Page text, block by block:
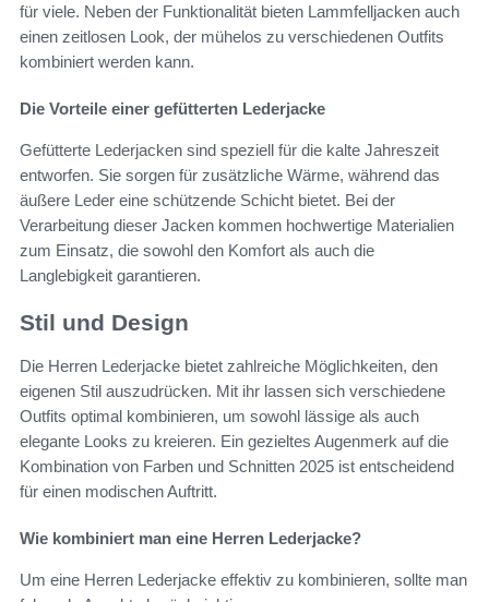
für viele. Neben der Funktionalität bieten Lammfelljacken auch
einen zeitlosen Look, der mühelos zu verschiedenen Outfits
kombiniert werden kann.
Die Vorteile einer gefütterten Lederjacke
Gefütterte Lederjacken sind speziell für die kalte Jahreszeit
entworfen. Sie sorgen für zusätzliche Wärme, während das
äußere Leder eine schützende Schicht bietet. Bei der
Verarbeitung dieser Jacken kommen hochwertige Materialien
zum Einsatz, die sowohl den Komfort als auch die
Langlebigkeit garantieren.
Stil und Design
Die Herren Lederjacke bietet zahlreiche Möglichkeiten, den
eigenen Stil auszudrücken. Mit ihr lassen sich verschiedene
Outfits optimal kombinieren, um sowohl lässige als auch
elegante Looks zu kreieren. Ein gezieltes Augenmerk auf die
Kombination von Farben und Schnitten 2025 ist entscheidend
für einen modischen Auftritt.
Wie kombiniert man eine Herren Lederjacke?
Um eine Herren Lederjacke effektiv zu kombinieren, sollte man